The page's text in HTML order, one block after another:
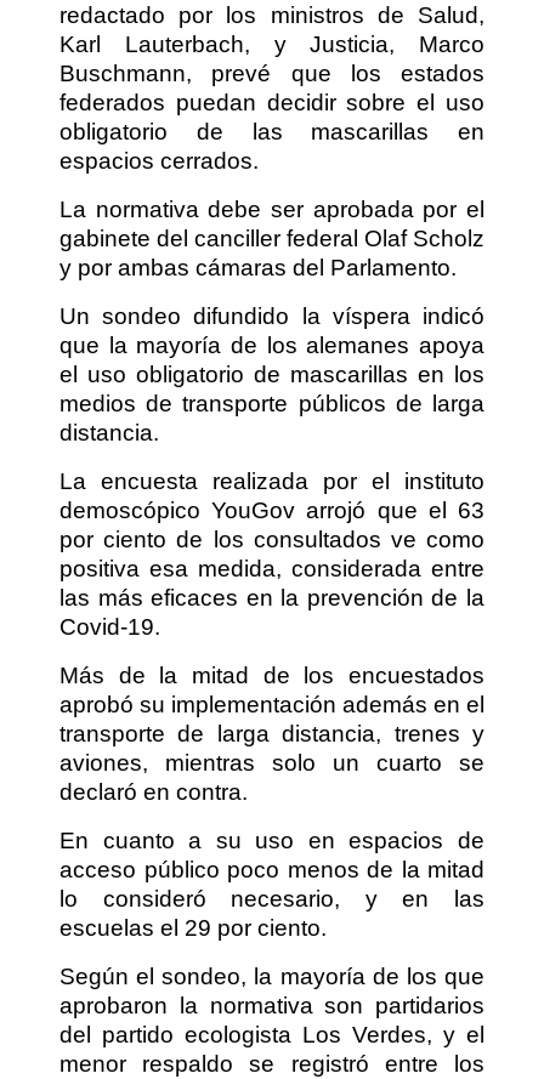
redactado por los ministros de Salud,
Karl Lauterbach, y Justicia, Marco
Buschmann, prevé que los estados
federados puedan decidir sobre el uso
obligatorio de las mascarillas en
espacios cerrados.
La normativa debe ser aprobada por el
gabinete del canciller federal Olaf Scholz
y por ambas cámaras del Parlamento.
Un sondeo difundido la víspera indicó
que la mayoría de los alemanes apoya
el uso obligatorio de mascarillas en los
medios de transporte públicos de larga
distancia.
La encuesta realizada por el instituto
demoscópico YouGov arrojó que el 63
por ciento de los consultados ve como
positiva esa medida, considerada entre
las más eficaces en la prevención de la
Covid-19.
Más de la mitad de los encuestados
aprobó su implementación además en el
transporte de larga distancia, trenes y
aviones, mientras solo un cuarto se
declaró en contra.
En cuanto a su uso en espacios de
acceso público poco menos de la mitad
lo consideró necesario, y en las
escuelas el 29 por ciento.
Según el sondeo, la mayoría de los que
aprobaron la normativa son partidarios
del partido ecologista Los Verdes, y el
menor respaldo se registró entre los